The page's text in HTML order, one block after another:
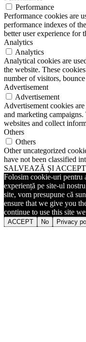
Performance
Performance cookies are
performance indexes of
better user experience for
Analytics
Analytics
Analytical cookies are
the website. These
number of visitors,
Advertisement
Advertisement
Advertisement cookies
and marketing
websites and collect
Others
Others
Other uncategorized
have not been classified
SALVEAZĂ ȘI
Folosim cookie-uri pentru
experiență pe site-ul
site, vom presupune că
ensure that we give you
continue to use this site
ACCEPT No Privacy